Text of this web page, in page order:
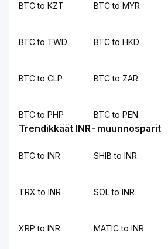
BTC to KZT BTC to MYR
BTC to TWD BTC to HKD
BTC to CLP BTC to ZAR
BTC to PHP BTC to PEN
Trendikkäät INR-muunnosparit
BTC to INR SHIB to INR
TRX to INR SOL to INR
XRP to INR MATIC to INR